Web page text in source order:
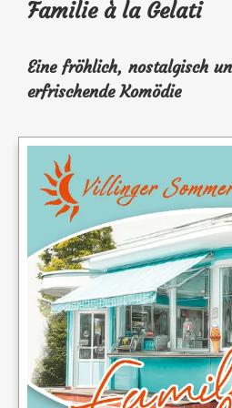
Familie à la Gelati
Eine fröhlich, nostalgisch
erfrischende Komödie